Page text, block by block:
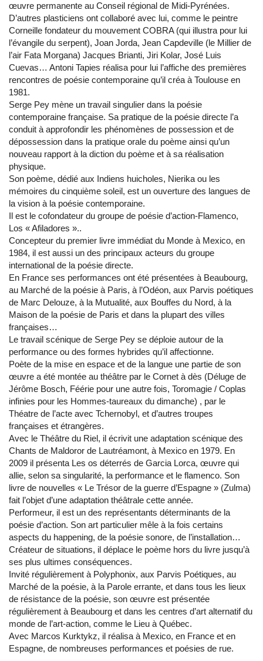
œuvre permanente au Conseil régional de Midi-Pyrénées.
D’autres plasticiens ont collaboré avec lui, comme le peintre
Corneille fondateur du mouvement COBRA (qui illustra pour lui
l’évangile du serpent), Joan Jorda, Jean Capdeville (le Millier de
l’air Fata Morgana) Jacques Brianti, Jiri Kolar, José Luis
Cuevas… Antoni Tapies réalisa pour lui l’affiche des premières
rencontres de poésie contemporaine qu’il créa à Toulouse en
1981.
Serge Pey mène un travail singulier dans la poésie
contemporaine française. Sa pratique de la poésie directe l’a
conduit à approfondir les phénomènes de possession et de
dépossession dans la pratique orale du poème ainsi qu’un
nouveau rapport à la diction du poème et à sa réalisation
physique.
Son poème, dédié aux Indiens huicholes, Nierika ou les
mémoires du cinquième soleil, est un ouverture des langues de
la vision à la poésie contemporaine.
Il est le cofondateur du groupe de poésie d’action-Flamenco,
Los « Afiladores »..
Concepteur du premier livre immédiat du Monde à Mexico, en
1984, il est aussi un des principaux acteurs du groupe
international de la poésie directe.
En France ses performances ont été présentées à Beaubourg,
au Marché de la poésie à Paris, à l’Odéon, aux Parvis poétiques
de Marc Delouze, à la Mutualité, aux Bouffes du Nord, à la
Maison de la poésie de Paris et dans la plupart des villes
françaises…
Le travail scénique de Serge Pey se déploie autour de la
performance ou des formes hybrides qu’il affectionne.
Poète de la mise en espace et de la langue une partie de son
œuvre a été montée au théâtre par le Cornet à dès (Déluge de
Jérôme Bosch, Féérie pour une autre fois, Toromagie / Coplas
infinies pour les Hommes-taureaux du dimanche) , par le
Théatre de l’acte avec Tchernobyl, et d’autres troupes
françaises et étrangères.
Avec le Théâtre du Riel, il écrivit une adaptation scénique des
Chants de Maldoror de Lautréamont, à Mexico en 1979. En
2009 il présenta Les os déterrés de Garcia Lorca, œuvre qui
allie, selon sa singularité, la performance et le flamenco. Son
livre de nouvelles « Le Trésor de la guerre d’Espagne » (Zulma)
fait l’objet d’une adaptation théâtrale cette année.
Performeur, il est un des représentants déterminants de la
poésie d’action. Son art particulier mêle à la fois certains
aspects du happening, de la poésie sonore, de l’installation…
Créateur de situations, il déplace le poème hors du livre jusqu’à
ses plus ultimes conséquences.
Invité régulièrement à Polyphonix, aux Parvis Poétiques, au
Marché de la poésie, à la Parole errante, et dans tous les lieux
de résistance de la poésie, son œuvre est présentée
régulièrement à Beaubourg et dans les centres d’art alternatif du
monde de l’art-action, comme le Lieu à Québec.
Avec Marcos Kurktykz, il réalisa à Mexico, en France et en
Espagne, de nombreuses performances et poésies de rue.